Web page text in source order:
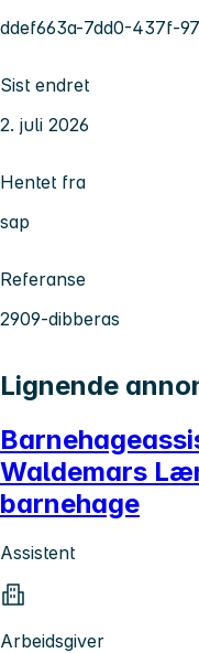
ddef663a-7dd0-437f-
Sist endret
2. juli 2026
Hentet fra
sap
Referanse
2909-dibberas
Lignende
Waldemars
barnehage
Assistent
Arbeidsgiver